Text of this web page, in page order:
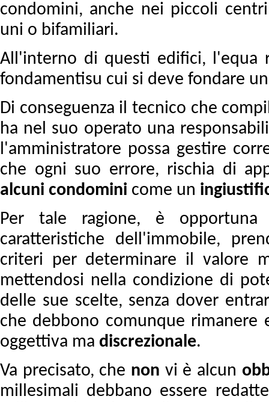
condomini, anche nei piccoli
uni o bifamiliari.
All'interno di questi edifici, l'equa
fondamentisu cui si deve fondare
Di conseguenza il tecnico che
ha nel suo operato una
l'amministratore possa gestire
che ogni suo errore, rischia di
alcuni condomini come un
Per tale ragione, è opportuna
caratteristiche dell'immobile,
criteri per determinare il valore
mettendosi nella condizione di
delle sue scelte, senza dover
che debbono comunque
oggettiva ma discrezionale.
Va precisato, che non vi è alcun
millesimali debbano essere